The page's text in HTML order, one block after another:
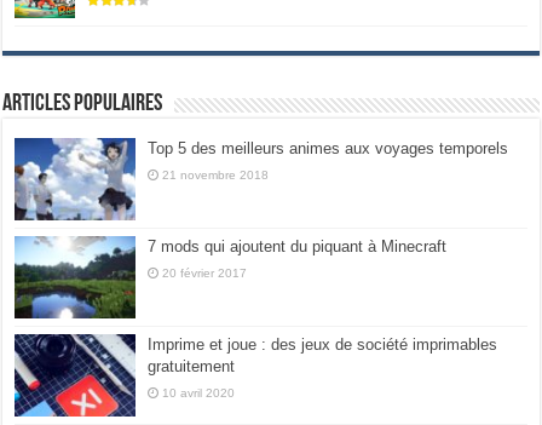
Articles populaires
Top 5 des meilleurs animes aux voyages temporels
21 novembre 2018
7 mods qui ajoutent du piquant à Minecraft
20 février 2017
Imprime et joue : des jeux de société imprimables
gratuitement
10 avril 2020